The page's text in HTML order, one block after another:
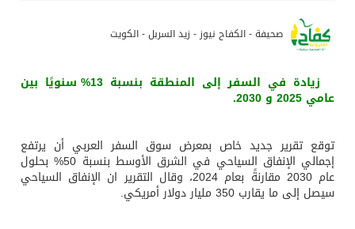
صحيفة - الكفاح نيوز - زيد السربل - الكويت
زيادة في السفر إلى المنطقة بنسبة 13% سنويًا بين
عامي 2025 و 2030.
توقع تقرير جديد خاص بمعرض سوق السفر العربي أن يرتفع
إجمالي الإنفاق السياحي في الشرق الأوسط بنسبة 50% بحلول
عام 2030 مقارنةً بعام 2024، وقال التقرير ان الإنفاق السياحي
سيصل إلى ما يقارب 350 مليار دولار أمريكي.